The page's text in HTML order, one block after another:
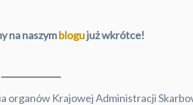
na naszymblogujuż wkrótce!
organów Krajowej Administracji